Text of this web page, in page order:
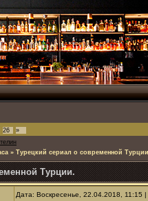
26 »
» Турецкий сериал о современной
Турции.
Дата: Воскресенье, 22.04.2018,